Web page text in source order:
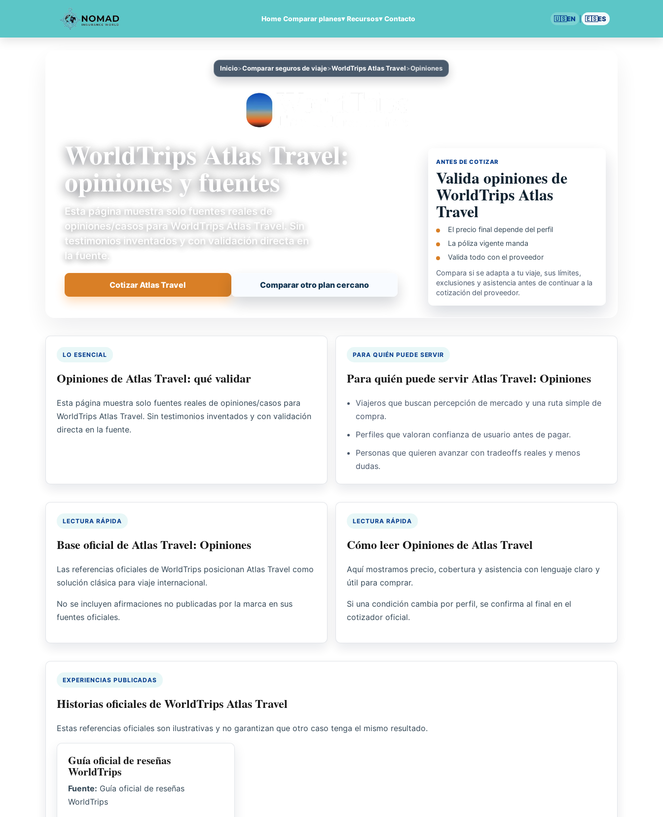
Home Comparar planes▾ Recursos▾ Contacto 🇺🇸EN 🇪🇸ES
Inicio Comparar seguros de viaje WorldTrips Atlas Travel Opiniones
WorldTrips Atlas Travel:
opiniones y fuentes
Esta página muestra solo fuentes reales de
opiniones/casos para WorldTrips Atlas Travel. Sin
testimonios inventados y con validación directa en
la fuente.
Cotizar Atlas Travel Comparar otro plan cercano
ANTES DE COTIZAR
Valida opiniones de
WorldTrips Atlas
Travel
El precio final depende del perfil
La póliza vigente manda
Valida todo con el proveedor
Compara si se adapta a tu viaje, sus límites,
exclusiones y asistencia antes de continuar a la
cotización del proveedor.
LO ESENCIAL
Opiniones de Atlas Travel: qué validar
Esta página muestra solo fuentes reales de opiniones/casos para
WorldTrips Atlas Travel. Sin testimonios inventados y con validación
directa en la fuente.
PARA QUIÉN PUEDE SERVIR
Para quién puede servir Atlas Travel: Opiniones
Viajeros que buscan percepción de mercado y una ruta simple de
compra.
Perfiles que valoran confianza de usuario antes de pagar.
Personas que quieren avanzar con tradeoffs reales y menos
dudas.
LECTURA RÁPIDA
Base oficial de Atlas Travel: Opiniones
Las referencias oficiales de WorldTrips posicionan Atlas Travel como
solución clásica para viaje internacional.
No se incluyen afirmaciones no publicadas por la marca en sus
fuentes oficiales.
LECTURA RÁPIDA
Cómo leer Opiniones de Atlas Travel
Aquí mostramos precio, cobertura y asistencia con lenguaje claro y
útil para comprar.
Si una condición cambia por perfil, se confirma al final en el
cotizador oficial.
EXPERIENCIAS PUBLICADAS
Historias oficiales de WorldTrips Atlas Travel
Estas referencias oficiales son ilustrativas y no garantizan que otro caso tenga el mismo resultado.
Guía oficial de reseñas
WorldTrips
Fuente: Guía oficial de reseñas
WorldTrips